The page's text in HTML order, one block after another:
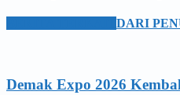
DARI
Demak Expo 2026